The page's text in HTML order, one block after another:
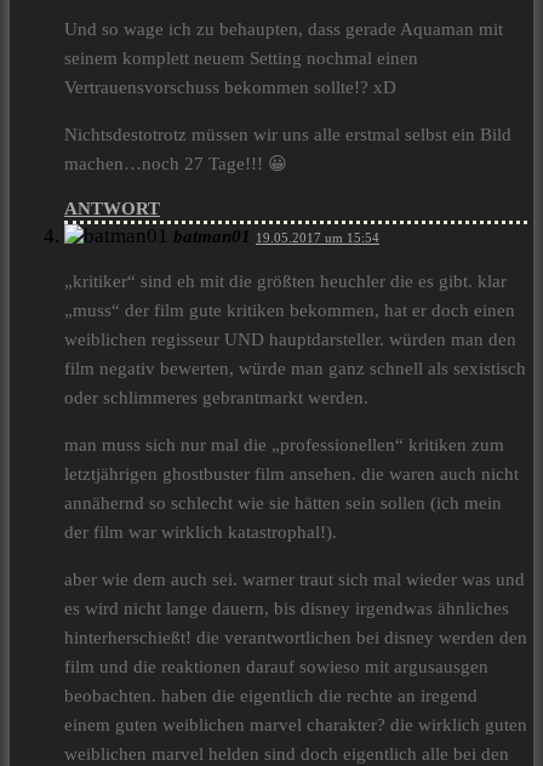
Und so wage ich zu behaupten, dass gerade Aquaman mit
seinem komplett neuem Setting nochmal einen
Vertrauensvorschuss bekommen sollte!? xD
Nichtsdestotrotz müssen wir uns alle erstmal selbst ein Bild
machen…noch 27 Tage!!! 😀
ANTWORT
batman01 19.05.2017 um 15:54
„kritiker“ sind eh mit die größten heuchler die es gibt. klar
„muss“ der film gute kritiken bekommen, hat er doch einen
weiblichen regisseur UND hauptdarsteller. würden man den
film negativ bewerten, würde man ganz schnell als sexistisch
oder schlimmeres gebrantmarkt werden.
man muss sich nur mal die „professionellen“ kritiken zum
letztjährigen ghostbuster film ansehen. die waren auch nicht
annähernd so schlecht wie sie hätten sein sollen (ich mein
der film war wirklich katastrophal!).
aber wie dem auch sei. warner traut sich mal wieder was und
es wird nicht lange dauern, bis disney irgendwas ähnliches
hinterherschießt! die verantwortlichen bei disney werden den
film und die reaktionen darauf sowieso mit argusausgen
beobachten. haben die eigentlich die rechte an iregend
einem guten weiblichen marvel charakter? die wirklich guten
weiblichen marvel helden sind doch eigentlich alle bei den